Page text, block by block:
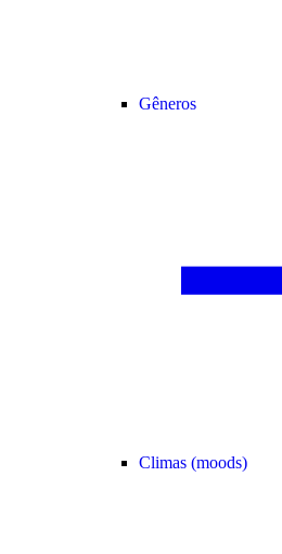
Gêneros
Climas (moods)